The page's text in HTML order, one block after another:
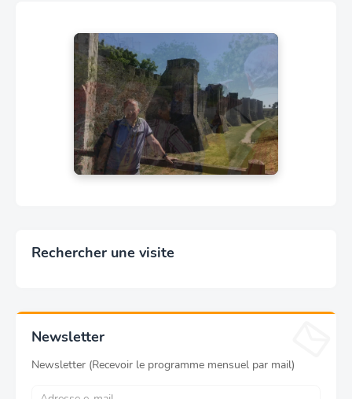
Rechercher une visite
Newsletter
Newsletter (Recevoir le programme mensuel par mail)